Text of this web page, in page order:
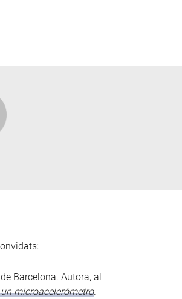
Barcelona. Autora, al
microacelerómetro.